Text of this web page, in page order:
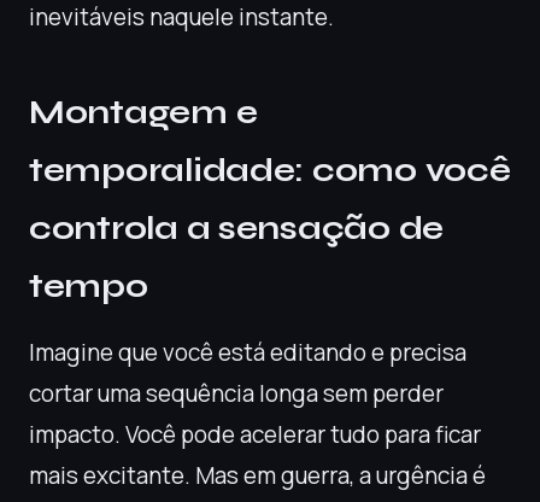
inevitáveis naquele instante.
Montagem e
temporalidade: como você
controla a sensação de
tempo
Imagine que você está editando e precisa
cortar uma sequência longa sem perder
impacto. Você pode acelerar tudo para ficar
mais excitante. Mas em guerra, a urgência é